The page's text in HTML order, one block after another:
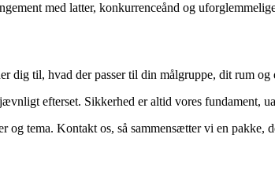
med latter, konkurrenceånd og
dig til, hvad der passer til din målgruppe, dit rum og
efterset. Sikkerhed er altid vores fundament,
og tema. Kontakt os, så sammensætter vi en pakke,